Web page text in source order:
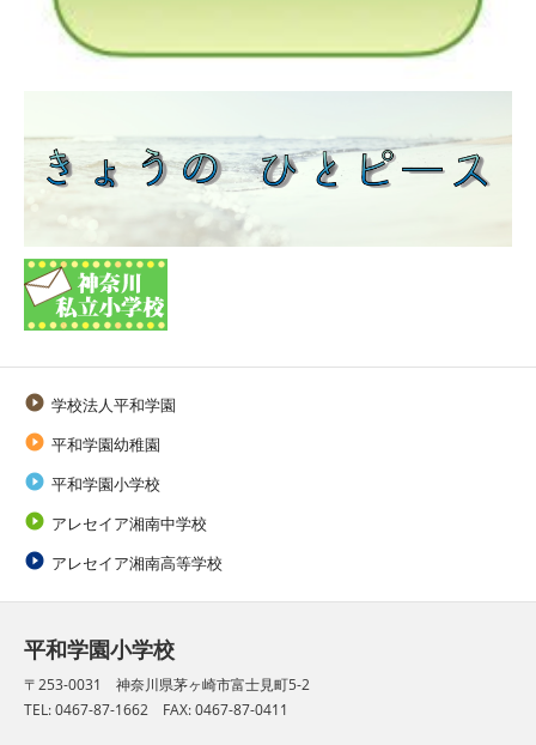
 学校法人平和学園
 平和学園幼稚園
 平和学園小学校
 アレセイア湘南中学校
 アレセイア湘南高等学校
平和学園小学校
〒253-0031 神奈川県茅ヶ崎市富士見町5-2
TEL: 0467-87-1662 FAX: 0467-87-0411